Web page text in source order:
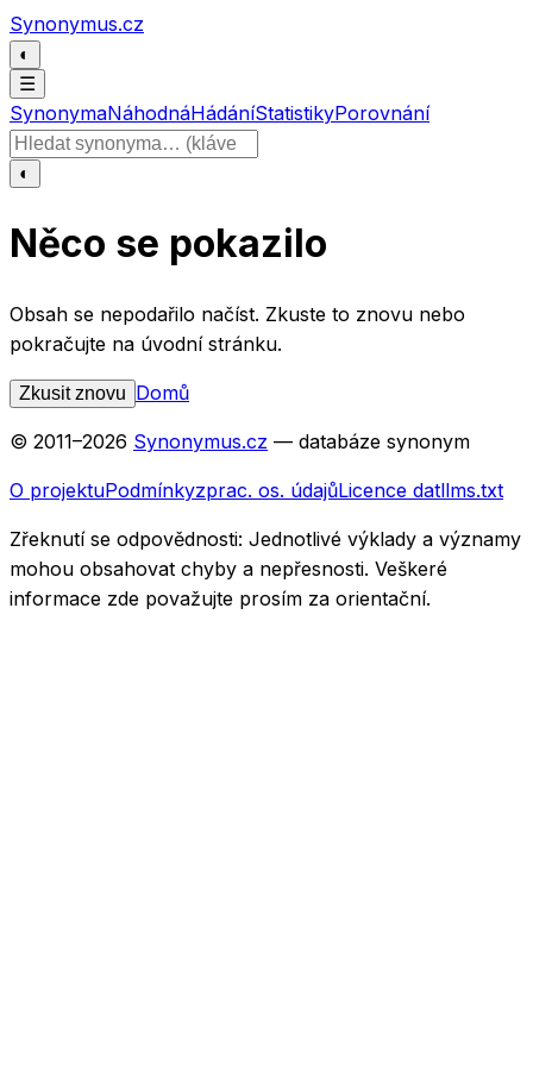
Přeskočit na obsah
Synonymus.cz
◐
☰
SynonymaNáhodnáHádáníStatistikyPorovnání
Hledat slovo
◐
Něco se pokazilo
Obsah se nepodařilo načíst. Zkuste to znovu nebo
pokračujte na úvodní stránku.
Zkusit znovu Domů
© 2011–2026 Synonymus.cz — databáze synonym
O projektuPodmínkyzprac. os. údajůLicence datllms.txt
Zřeknutí se odpovědnosti: Jednotlivé výklady a významy
mohou obsahovat chyby a nepřesnosti. Veškeré
informace zde považujte prosím za orientační.